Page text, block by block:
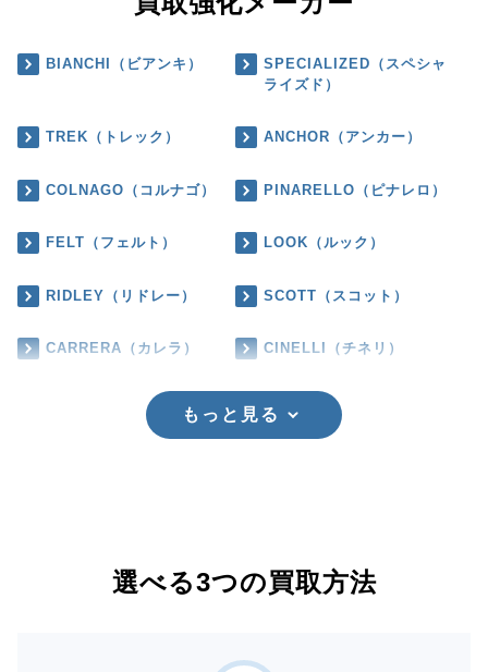
BIANCHI（ビアンキ）
SPECIALIZED（スペシャ
ライズド）
TREK（トレック） ANCHOR（アンカー）
COLNAGO（コルナゴ） PINARELLO（ピナレロ）
FELT（フェルト） LOOK（ルック）
RIDLEY（リドレー） SCOTT（スコット）
CARRERA（カレラ） CINELLI（チネリ）
もっと見る
選べる3つの買取方法